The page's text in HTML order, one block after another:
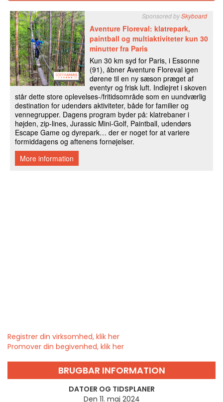
Registrer din virksomhed, klik her
Promover din begivenhed, klik her
BRUGBAR INFORMATION
DATOER OG TIDSPLANER
Den 11. maj 2024